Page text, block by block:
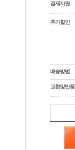
결제지원
추가할인
배송방법
교환및반품